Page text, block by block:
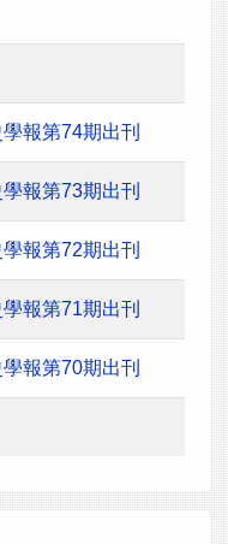
報第74期出刊
報第73期出刊
報第72期出刊
報第71期出刊
報第70期出刊